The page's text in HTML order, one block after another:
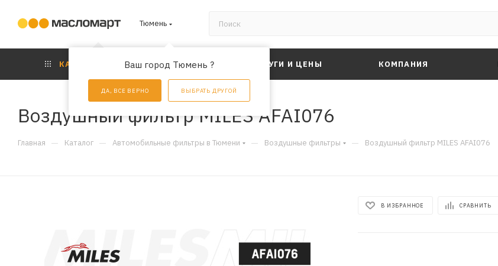
Тюмень
Ваш город Тюмень ?
ДА, ВСЕ ВЕРНО ВЫБРАТЬ ДРУГОЙ
КАТАЛОГ АКЦИИ УСЛУГИ И ЦЕНЫ КОМПАНИЯ
Воздушный фильтр MILES AFAI076
Главная — Каталог — Автомобильные фильтры в Тюмени — Воздушные фильтры — Воздушный фильтр MILES AFAI076
В ИЗБРАННОЕ СРАВНИТЬ